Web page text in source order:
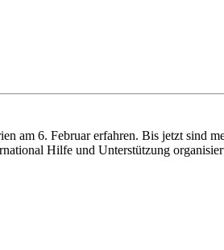
6. Februar erfahren. Bis jetzt sind
Hilfe und Unterstützung